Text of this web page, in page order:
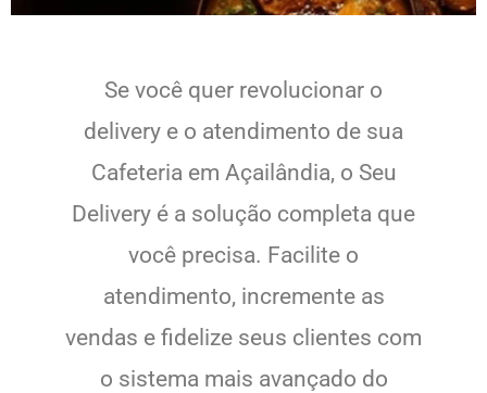
Se você quer revolucionar o
delivery e o atendimento de sua
Cafeteria em Açailândia, o Seu
Delivery é a solução completa que
você precisa. Facilite o
atendimento, incremente as
vendas e fidelize seus clientes com
o sistema mais avançado do